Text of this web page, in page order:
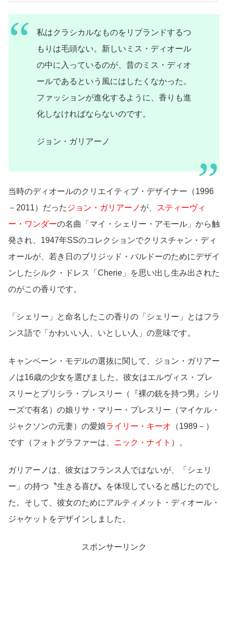
私はクラシカルなものをリブランドするつ
もりは毛頭ない。新しいミス・ディオール
の中に入っているのが、昔のミス・ディオ
ールであるという風にはしたくなかった。
ファッションが進化するように、香りも進
化しなければならないのです。
ジョン・ガリアーノ
当時のディオールのクリエイティブ・デザイナー（1996
－2011）だった ジョン・ガリアーノ が、
スティーヴィ
ー・ワンダーの名曲「マイ・シェリー・アモール」から触
発され、1947年SSのコレクションでクリスチャン・ディ
オールが、若き日のブリジッド・バルドーのためにデザイ
ンしたシルク・ドレス「Cherie」を思い出し生み出された
のがこの香りです。
「シェリー」と命名したこの香りの「シェリー」とはフラ
ンス語で「かわいい人、いとしい人」の意味です。
キャンペーン・モデルの選抜に関して、ジョン・ガリアー
ノは16歳の少女を選びました。彼女はエルヴィス・プレ
スリーとプリシラ・プレスリー（『裸の銃を持つ男』シリ
ーズで有名）の娘リサ・マリー・プレスリー（マイケル・
ジャクソンの元妻）の愛娘ライリー・キーオ （1989－）
です（フォトグラファーは、 ニック・ナイト ）。
ガリアーノは、彼女はフランス人ではないが、「シェリ
ー」の持つ〝生きる喜び〟を体現していると感じたのでし
た。そして、彼女のためにアルティメット・ディオール・
ジャケットをデザインしました。
スポンサーリンク